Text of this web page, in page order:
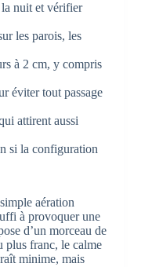
la nuit et vérifier
les parois, les
à 2 cm, y compris
éviter tout passage
attirent aussi
si la configuration
aération
à provoquer une
d’un morceau de
plus franc, le calme
minime, mais